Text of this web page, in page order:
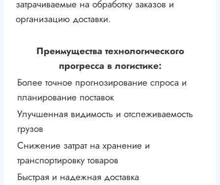
затрачиваемые на обработку заказов и
организацию доставки.
Преимущества технологического
прогресса в логистике:
Более точное прогнозирование спроса и
планирование поставок
Улучшенная видимость и отслеживаемость
грузов
Снижение затрат на хранение и
транспортировку товаров
Быстрая и надежная доставка